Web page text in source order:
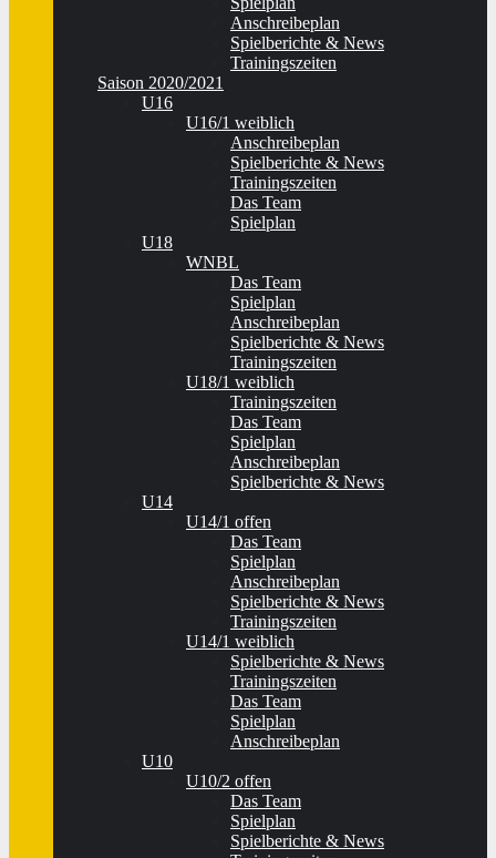
Anschreibeplan
Spielberichte & News
Trainingszeiten
Saison 2020/2021
U16
U16/1 weiblich
Anschreibeplan
Spielberichte & News
Trainingszeiten
Das Team
Spielplan
U18
WNBL
Das Team
Spielplan
Anschreibeplan
Spielberichte & News
Trainingszeiten
U18/1 weiblich
Trainingszeiten
Das Team
Spielplan
Anschreibeplan
Spielberichte & News
U14
U14/1 offen
Das Team
Spielplan
Anschreibeplan
Spielberichte & News
Trainingszeiten
U14/1 weiblich
Spielberichte & News
Trainingszeiten
Das Team
Spielplan
Anschreibeplan
U10
U10/2 offen
Das Team
Spielplan
Spielberichte & News